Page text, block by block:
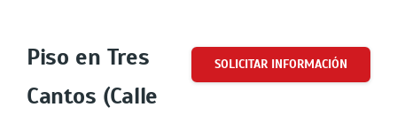
Piso en Tres
Cantos (Calle
SOLICITAR INFORMACIÓN